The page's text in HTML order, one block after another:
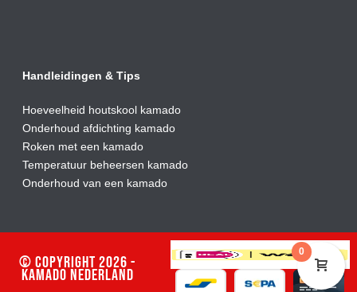
Handleidingen & Tips
Hoeveelheid houtskool kamado
Onderhoud afdichting kamado
Roken met een kamado
Temperatuur beheersen kamado
Onderhoud van een kamado
© Copyright 2026 -
Kamado Nederland
0